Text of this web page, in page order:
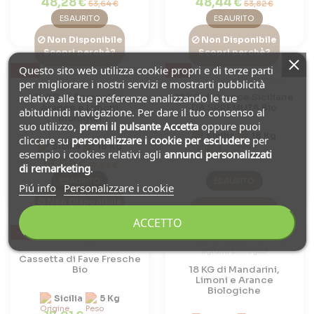
53,64 €
ESAURITO
53,82 €
ESAURITO
-10%
Non Disponibile
Scopri perchè?
18 KG di Pompelmi,
Arance e Limoni
biologici
Sicilia 18 Kg
16,09 €17,88 €
-5%
Non Disponibile
Scopri perchè?
18 KG di Arance Siciliane
DA SPREMUTA Bio
Sicilia
33,86 €35,64 €
-10%
Cassetta di Fave Fresche
Bio
Sicilia 5 Kg
18 KG di Mandarini,
Limoni e Arance
Biologiche
Questo sito web utilizza cookie propri e di terze parti
per migliorare i nostri servizi e mostrarti pubblicità
relativa alle tue preferenze analizzando le tue
abitudinidi navigazione. Per dare il tuo consenso al
suo utilizzo, premi il pulsante Accettaoppure puoi
cliccare su personalizzare i cookie per escludereper
esempio i cookies relativi agli annunci personalizzati
di remarketing.
Piú info
Personalizzare i cookie
ACCETTO